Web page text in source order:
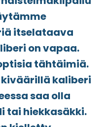
itselataava
on vapaa.
tähtäimiä.
kiväärillä kaliberi
saa olla
tai hiekkasäkki.